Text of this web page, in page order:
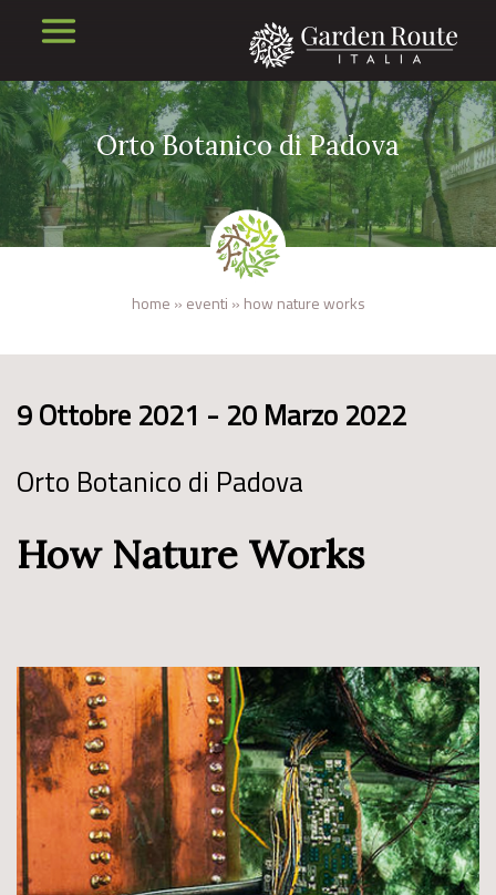
Orto Botanico di Padova
home » eventi » how nature works
9 Ottobre 2021 - 20 Marzo 2022
Orto Botanico di Padova
How Nature Works